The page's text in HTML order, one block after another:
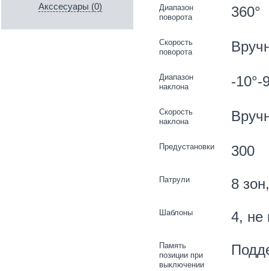
Акссесуары (0)
Диапазон
поворота
360°
Скорость
поворота
Диапазон
наклона
-10°-
Скорость
наклона
Предустановки 300
Патрули 8
Шаблоны 4, не
Память
позиции при
выключении